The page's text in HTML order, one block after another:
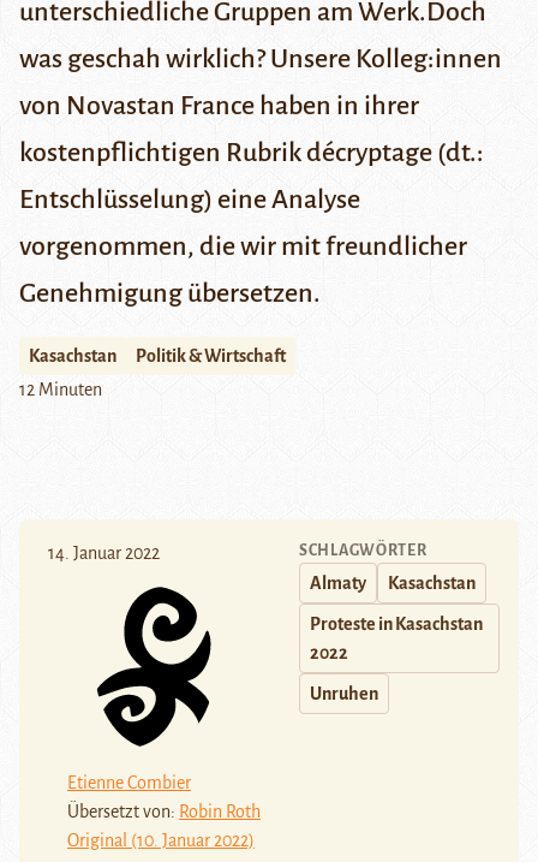
unterschiedliche Gruppen am Werk.Doch
was geschah wirklich? Unsere Kolleg:innen
von Novastan France haben in ihrer
kostenpflichtigen Rubrikdécryptage (dt.:
Entschlüsselung) eine Analyse
vorgenommen, die wir mit freundlicher
Genehmigung übersetzen.
Kasachstan
Politik & Wirtschaft
12 Minuten
14. Januar 2022
Etienne Combier
Übersetzt von: Robin Roth
Original (10. Januar 2022)
SCHLAGWÖRTER
Almaty Kasachstan
Proteste in Kasachstan
2022
Unruhen